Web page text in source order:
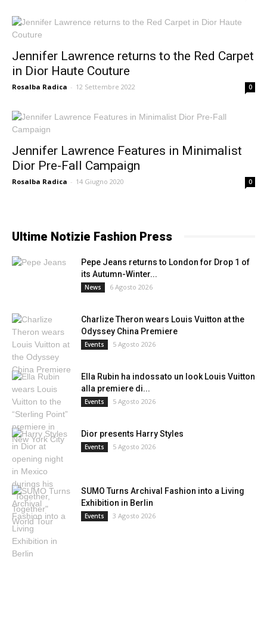
Jennifer Lawrence returns to the Red Carpet
in Dior Haute Couture
Rosalba Radica - 12 Settembre 2022 0
Jennifer Lawrence Features in Minimalist
Dior Pre-Fall Campaign
Rosalba Radica - 14 Giugno 2020 0
Ultime Notizie Fashion Press
Pepe Jeans returns to London for Drop 1 of
its Autumn-Winter...
News 6 Agosto 2026
Charlize Theron wears Louis Vuitton at the
Odyssey China Premiere
Events 5 Agosto 2026
Ella Rubin ha indossato un look Louis Vuitton
alla premiere di...
Events 5 Agosto 2026
Dior presents Harry Styles
Events 5 Agosto 2026
SUMO Turns Archival Fashion into a Living
Exhibition in Berlin
Events 3 Agosto 2026